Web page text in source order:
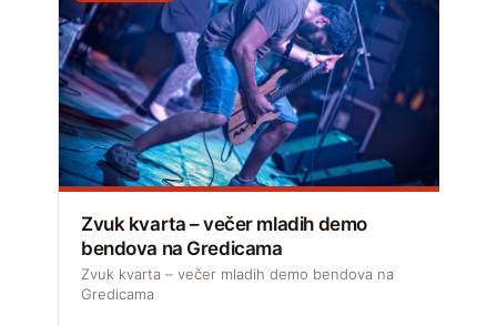
Zvuk kvarta – večer mladih demo
bendova na Gredicama
Zvuk kvarta – večer mladih demo bendova na
Gredicama